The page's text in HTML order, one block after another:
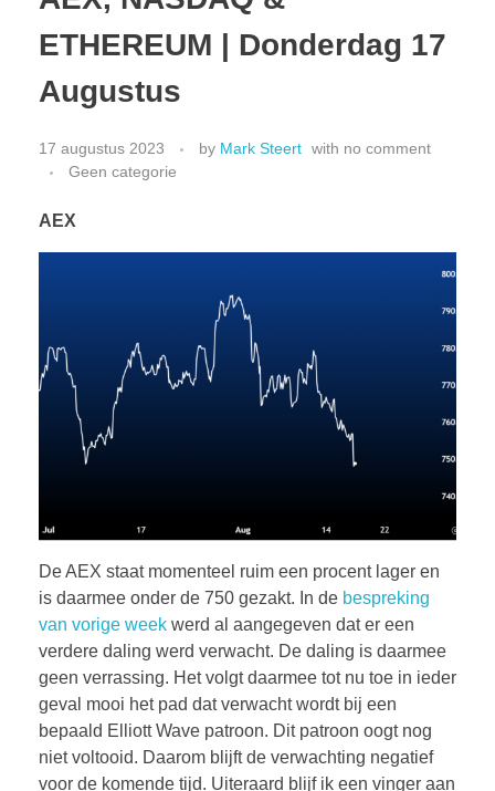
CONTACT
ETHEREUM | Donderdag 17
Augustus
17 augustus 2023 by Mark Steert with no comment
Geen categorie
AEX
De AEX staat momenteel ruim een procent lager en
is daarmee onder de 750 gezakt. In de bespreking
van vorige week werd al aangegeven dat er een
verdere daling werd verwacht. De daling is daarmee
geen verrassing. Het volgt daarmee tot nu toe in ieder
geval mooi het pad dat verwacht wordt bij een
bepaald Elliott Wave patroon. Dit patroon oogt nog
niet voltooid. Daarom blijft de verwachting negatief
voor de komende tijd. Uiteraard blijf ik een vinger aan